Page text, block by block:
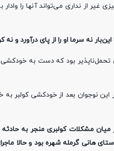
غیر از نداری می‌تواند آنها را
نه سرما او را از پای درآورد و نه
این نوجوان بعد از خودکشی
هانی گرمله شهره بود و حالا